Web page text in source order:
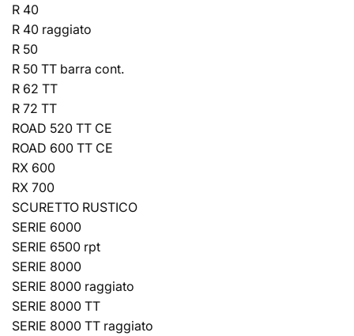
R 40
R 40 raggiato
R 50
R 50 TT barra cont.
R 62 TT
R 72 TT
ROAD 520 TT CE
ROAD 600 TT CE
RX 600
RX 700
SCURETTO RUSTICO
SERIE 6000
SERIE 6500 rpt
SERIE 8000
SERIE 8000 raggiato
SERIE 8000 TT
SERIE 8000 TT raggiato